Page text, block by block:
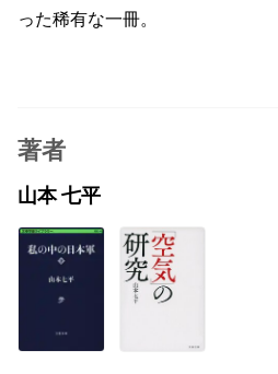
った稀有な一冊。
著者
山本 七平